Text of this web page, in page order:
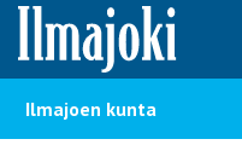
Hyppää sisältöön
Ilmajoen kunta